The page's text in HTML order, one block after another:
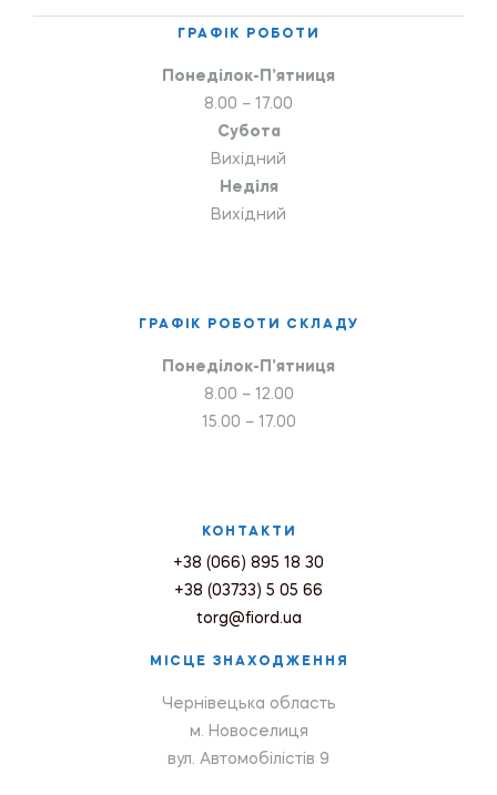
ГРАФІК РОБОТИ
Понеділок-П’ятниця
8.00 – 17.00
Субота
Вихідний
Неділя
Вихідний
ГРАФІК РОБОТИ СКЛАДУ
Понеділок-П’ятниця
8.00 – 12.00
15.00 – 17.00
КОНТАКТИ
+38 (066) 895 18 30
+38 (03733) 5 05 66
torg@fiord.ua
МІСЦЕ ЗНАХОДЖЕННЯ
Чернівецька область
м. Новоселиця
вул. Автомобілістів 9